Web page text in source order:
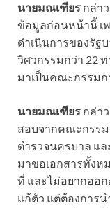
นายมณเฑียร กล่า
ข้อมูลก่อนหน้านี้ เ
ดำเนินการของรั
วิศวกรรมกว่า 22
มาเป็นคณะกรรมก
นายมณเฑียร กล่า
สอบจากคณะกรร
ตำรวจนครบาล แล
มาขอเอกสารทั้งห
ที่ และไม่อยากออ
แก้ตัว แต่ต้องการ